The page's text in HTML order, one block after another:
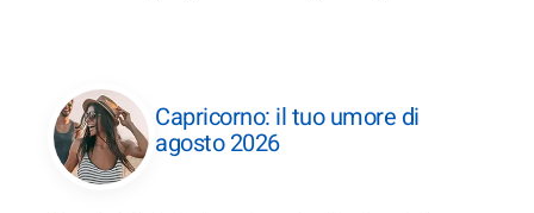
Capricorno: il tuo umore di
agosto 2026